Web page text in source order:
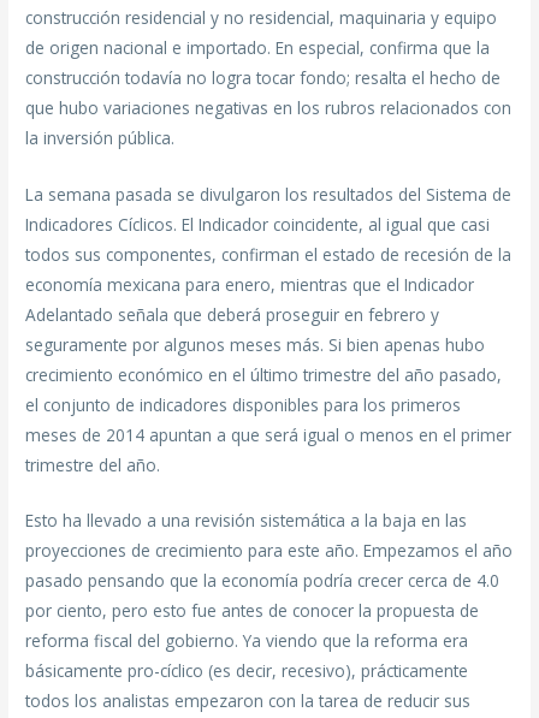
construcción residencial y no residencial, maquinaria y equipo
de origen nacional e importado. En especial, confirma que la
construcción todavía no logra tocar fondo; resalta el hecho de
que hubo variaciones negativas en los rubros relacionados con
la inversión pública.
La semana pasada se divulgaron los resultados del Sistema de
Indicadores Cíclicos. El Indicador coincidente, al igual que casi
todos sus componentes, confirman el estado de recesión de la
economía mexicana para enero, mientras que el Indicador
Adelantado señala que deberá proseguir en febrero y
seguramente por algunos meses más. Si bien apenas hubo
crecimiento económico en el último trimestre del año pasado,
el conjunto de indicadores disponibles para los primeros
meses de 2014 apuntan a que será igual o menos en el primer
trimestre del año.
Esto ha llevado a una revisión sistemática a la baja en las
proyecciones de crecimiento para este año. Empezamos el año
pasado pensando que la economía podría crecer cerca de 4.0
por ciento, pero esto fue antes de conocer la propuesta de
reforma fiscal del gobierno. Ya viendo que la reforma era
básicamente pro-cíclico (es decir, recesivo), prácticamente
todos los analistas empezaron con la tarea de reducir sus